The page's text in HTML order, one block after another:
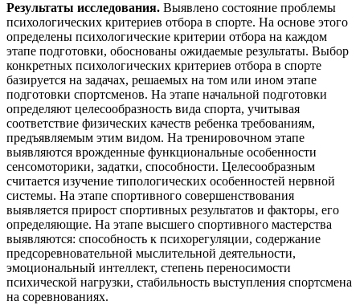
Результаты исследования. Выявлено состояние проблемы
психологических критериев отбора в спорте. На основе этого
определены психологические критерии отбора на каждом
этапе подготовки, обоснованы ожидаемые результаты. Выбор
конкретных психологических критериев отбора в спорте
базируется на задачах, решаемых на том или ином этапе
подготовки спортсменов. На этапе начальной подготовки
определяют целесообразность вида спорта, учитывая
соответствие физических качеств ребенка требованиям,
предъявляемым этим видом. На тренировочном этапе
выявляются врожденные функциональные особенности
сенсомоторики, задатки, способности. Целесообразным
считается изучение типологических особенностей нервной
системы. На этапе спортивного совершенствования
выявляется прирост спортивных результатов и факторы, его
определяющие. На этапе высшего спортивного мастерства
выявляются: способность к психорегуляции, содержание
предсоревновательной мыслительной деятельности,
эмоциональный интеллект, степень переносимости
психической нагрузки, стабильность выступления спортсмена
на соревнованиях.